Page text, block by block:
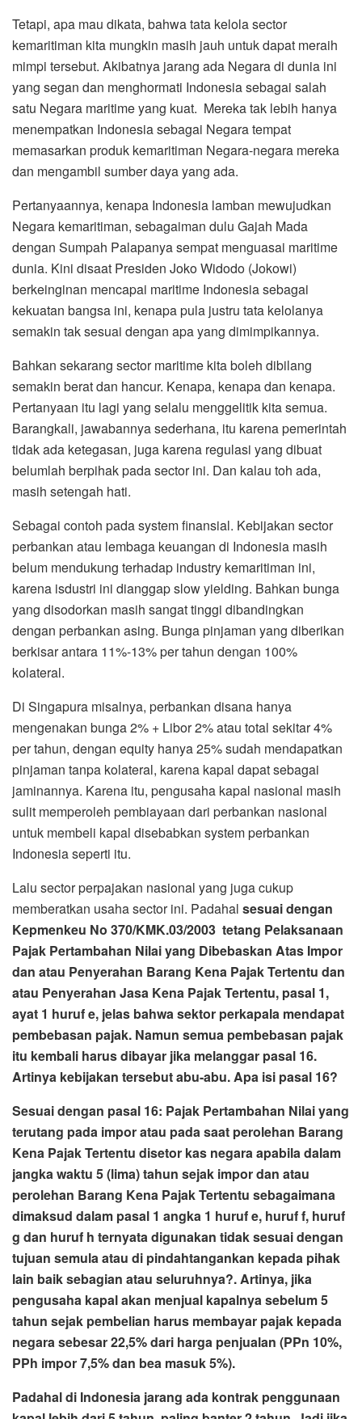
Tetapi, apa mau dikata, bahwa tata kelola sector
kemaritiman kita mungkin masih jauh untuk dapat meraih
mimpi tersebut. Akibatnya jarang ada Negara di dunia ini
yang segan dan menghormati Indonesia sebagai salah
satu Negara maritime yang kuat. Mereka tak lebih hanya
menempatkan Indonesia sebagai Negara tempat
memasarkan produk kemaritiman Negara-negara mereka
dan mengambil sumber daya yang ada.
Pertanyaannya, kenapa Indonesia lamban mewujudkan
Negara kemaritiman, sebagaiman dulu Gajah Mada
dengan Sumpah Palapanya sempat menguasai maritime
dunia. Kini disaat Presiden Joko Widodo (Jokowi)
berkeinginan mencapai maritime Indonesia sebagai
kekuatan bangsa ini, kenapa pula justru tata kelolanya
semakin tak sesuai dengan apa yang dimimpikannya.
Bahkan sekarang sector maritime kita boleh dibilang
semakin berat dan hancur. Kenapa, kenapa dan kenapa.
Pertanyaan itu lagi yang selalu menggelitik kita semua.
Barangkali, jawabannya sederhana, itu karena pemerintah
tidak ada ketegasan, juga karena regulasi yang dibuat
belumlah berpihak pada sector ini. Dan kalau toh ada,
masih setengah hati.
Sebagai contoh pada system finansial. Kebijakan sector
perbankan atau lembaga keuangan di Indonesia masih
belum mendukung terhadap industry kemaritiman ini,
karena isdustri ini dianggap slow yielding. Bahkan bunga
yang disodorkan masih sangat tinggi dibandingkan
dengan perbankan asing. Bunga pinjaman yang diberikan
berkisar antara 11%-13% per tahun dengan 100%
kolateral.
Di Singapura misalnya, perbankan disana hanya
mengenakan bunga 2% + Libor 2% atau total sekitar 4%
per tahun, dengan equity hanya 25% sudah mendapatkan
pinjaman tanpa kolateral, karena kapal dapat sebagai
jaminannya. Karena itu, pengusaha kapal nasional masih
sulit memperoleh pembiayaan dari perbankan nasional
untuk membeli kapal disebabkan system perbankan
Indonesia seperti itu.
Lalu sector perpajakan nasional yang juga cukup
memberatkan usaha sector ini. Padahal sesuai dengan
Kepmenkeu No 370/KMK.03/2003 tetang Pelaksanaan
Pajak Pertambahan Nilai yang Dibebaskan Atas Impor
dan atau Penyerahan Barang Kena Pajak Tertentu dan
atau Penyerahan Jasa Kena Pajak Tertentu, pasal 1,
ayat 1 huruf e, jelas bahwa sektor perkapala mendapat
pembebasan pajak. Namun semua pembebasan pajak
itu kembali harus dibayar jika melanggar pasal 16.
Artinya kebijakan tersebut abu-abu. Apa isi pasal 16?
Sesuai dengan pasal 16: Pajak Pertambahan Nilai yang
terutang pada impor atau pada saat perolehan Barang
Kena Pajak Tertentu disetor kas negara apabila dalam
jangka waktu 5 (lima) tahun sejak impor dan atau
perolehan Barang Kena Pajak Tertentu sebagaimana
dimaksud dalam pasal 1 angka 1 huruf e, huruf f, huruf
g dan huruf h ternyata digunakan tidak sesuai dengan
tujuan semula atau di pindahtangankan kepada pihak
lain baik sebagian atau seluruhnya?. Artinya, jika
pengusaha kapal akan menjual kapalnya sebelum 5
tahun sejak pembelian harus membayar pajak kepada
negara sebesar 22,5% dari harga penjualan (PPn 10%,
PPh impor 7,5% dan bea masuk 5%).
Padahal di Indonesia jarang ada kontrak penggunaan